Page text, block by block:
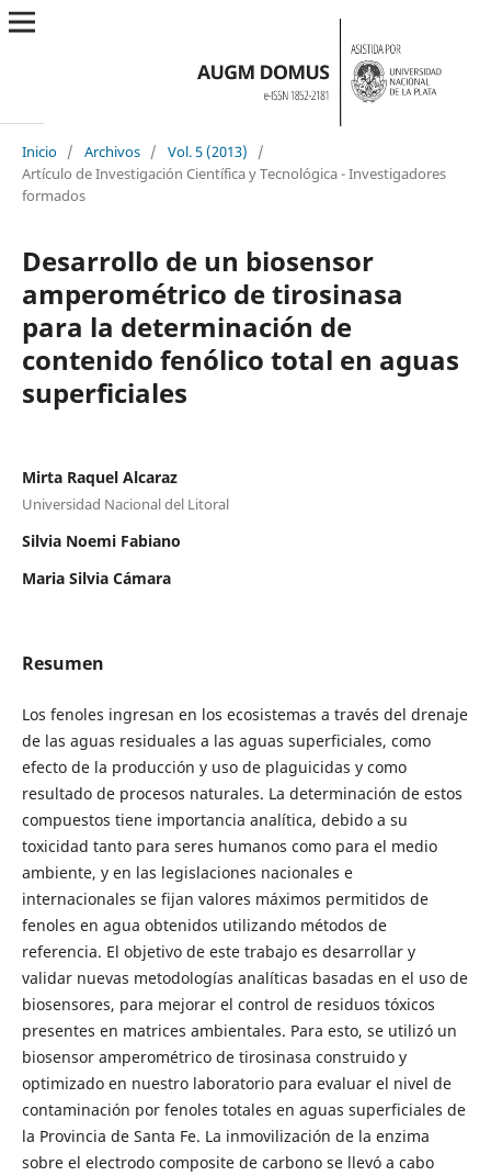
Inicio / Archivos / Vol. 5 (2013)
/
Artículo de Investigación Científica y Tecnológica - Investigadores
formados
Desarrollo de un biosensor
amperométrico de tirosinasa
para la determinación de
contenido fenólico total en aguas
superficiales
Mirta Raquel Alcaraz
Universidad Nacional del Litoral
Silvia Noemi Fabiano
Maria Silvia Cámara
Resumen
Los fenoles ingresan en los ecosistemas a través del drenaje
de las aguas residuales a las aguas superficiales, como
efecto de la producción y uso de plaguicidas y como
resultado de procesos naturales. La determinación de estos
compuestos tiene importancia analítica, debido a su
toxicidad tanto para seres humanos como para el medio
ambiente, y en las legislaciones nacionales e
internacionales se fijan valores máximos permitidos de
fenoles en agua obtenidos utilizando métodos de
referencia. El objetivo de este trabajo es desarrollar y
validar nuevas metodologías analíticas basadas en el uso de
biosensores, para mejorar el control de residuos tóxicos
presentes en matrices ambientales. Para esto, se utilizó un
biosensor amperométrico de tirosinasa construido y
optimizado en nuestro laboratorio para evaluar el nivel de
contaminación por fenoles totales en aguas superficiales de
la Provincia de Santa Fe. La inmovilización de la enzima
sobre el electrodo composite de carbono se llevó a cabo